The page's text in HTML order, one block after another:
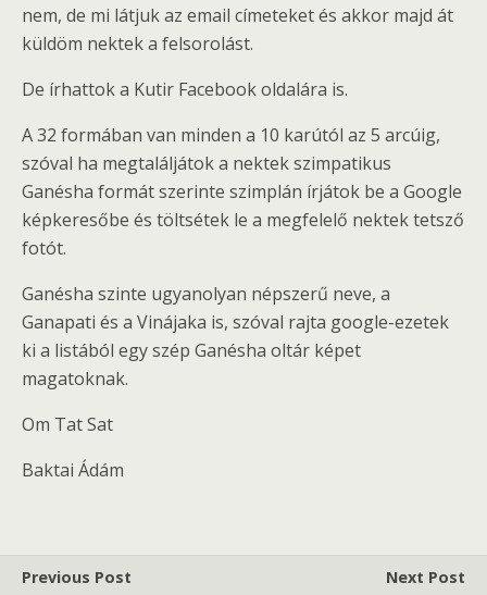
nem, de mi látjuk az email címeteket és akkor majd át
küldöm nektek a felsorolást.
De írhattok a Kutir Facebook oldalára is.
A 32 formában van minden a 10 karútól az 5 arcúig,
szóval ha megtaláljátok a nektek szimpatikus
Ganésha formát szerinte szimplán írjátok be a Google
képkeresőbe és töltsétek le a megfelelő nektek tetsző
fotót.
Ganésha szinte ugyanolyan népszerű neve, a
Ganapati és a Vinájaka is, szóval rajta google-ezetek
ki a listából egy szép Ganésha oltár képet
magatoknak.
Om Tat Sat
Baktai Ádám
Previous Post
Next Post